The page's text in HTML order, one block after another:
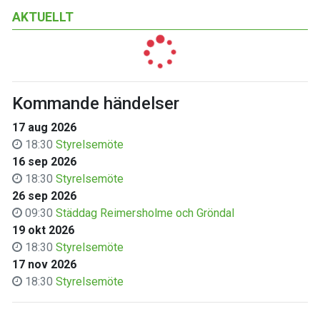
AKTUELLT
Kommande händelser
17 aug 2026
18:30 Styrelsemöte
16 sep 2026
18:30 Styrelsemöte
26 sep 2026
09:30 Städdag Reimersholme och Gröndal
19 okt 2026
18:30 Styrelsemöte
17 nov 2026
18:30 Styrelsemöte